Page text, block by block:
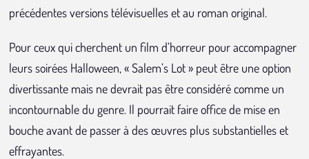
précédentes versions télévisuelles et au roman original.
Pour ceux qui cherchent un film d’horreur pour accompagner
leurs soirées Halloween, « Salem’s Lot » peut être une option
divertissante mais ne devrait pas être considéré comme un
incontournable du genre. Il pourrait faire office de mise en
bouche avant de passer à des œuvres plus substantielles et
effrayantes.